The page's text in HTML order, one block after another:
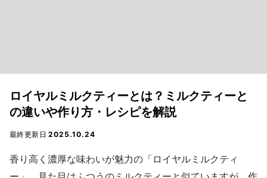
ロイヤルミルクティーとは？ミルクティーと
の違いや作り方・レシピを解説
最終更新日2025.10.24
香り高く濃厚な味わいが魅力の「ロイヤルミルクティ